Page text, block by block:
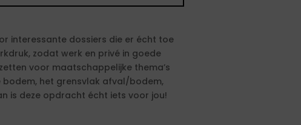
interessante dossiers die er écht toe
zodat werk en privé in goede
voor maatschappelijke thema’s
bodem, het grensvlak afval/bodem,
is deze opdracht écht iets voor jou!